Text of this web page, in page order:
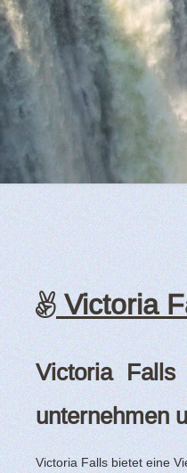
Victoria
Victoria
unternehmen
Victoria Falls bietet eine